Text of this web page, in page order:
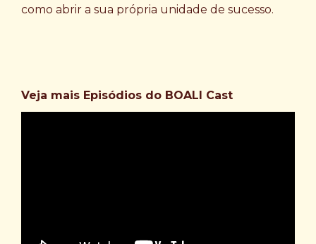
como abrir a sua própria unidade de sucesso.
Veja mais Episódios do BOALI Cast